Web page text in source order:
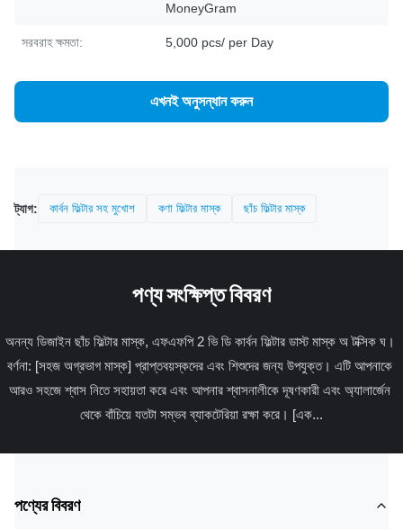
MoneyGram
সরবরাহ ক্ষমতা: 5,000 pcs/ per Day
এখনই অনুসন্ধান করুন
ট্যাগ: কার্বন ফিল্টার সহ মুখোশ কণা ফিল্টার মাস্ক ছাঁচ ফিল্টার মাস্ক
পণ্য সংক্ষিপ্ত বিবরণ
অনন্য ডিজাইন ছাঁচ ফিল্টার মাস্ক, এফএফপি 2 ভি ডি কার্বন ফিল্টার ডাস্ট মাস্ক অ টক্সিক ঘ।
বর্ণনা: [সহজ অগ্রভাগ মাস্ক] প্রাপ্তবয়স্কদের এবং শিশুদের জন্য উপযুক্ত। এটি আপনাকে
আরও সহজে শ্বাস নিতে সহায়তা করে এবং আপনার শ্বাসনালীকে দূষণকারী এবং অ্যালার্জেন
থেকে বাঁচিয়ে যতটা সম্ভব ব্যাকটেরিয়া রক্ষা করে। [এক...
পণ্যের বিবরণ